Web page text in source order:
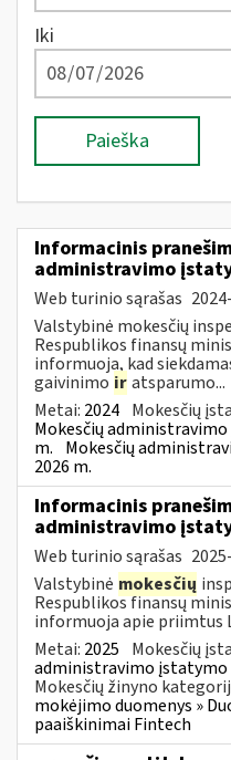
Iki
Paieška
Informacinis
administravimo
Web turinio sąrašas
Valstybinė mokesčių
Respublikos finansų
informuoja, kad
gaivinimo iratsparumo...
Metai: 2024 Mokesčių
Mokesčių
m. Mokesčių
2026 m.
Informacinis
administravimo
Web turinio sąrašas
Valstybinė mokesčių
Respublikos finansų
informuoja apie priimtus
Metai: 2025 Mokesčių
administravimo įstatymo
Mokesčių žinyno
mokėjimo duomenys »
paaiškinimai Fintech